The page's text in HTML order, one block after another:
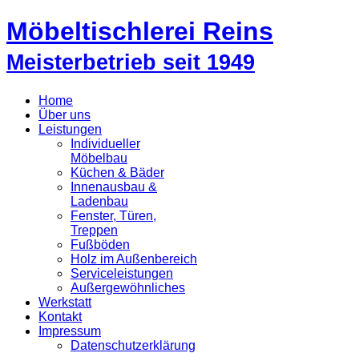
Möbeltischlerei Reins
Meisterbetrieb seit 1949
Home
Über uns
Leistungen
Individueller
Möbelbau
Küchen & Bäder
Innenausbau &
Ladenbau
Fenster, Türen,
Treppen
Fußböden
Holz im Außenbereich
Serviceleistungen
Außergewöhnliches
Werkstatt
Kontakt
Impressum
Datenschutzerklärung